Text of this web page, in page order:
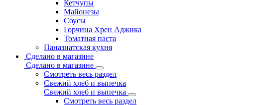
Кетчупы
Майонезы
Соусы
Горчица Хрен Аджика
Томатная паста
Паназиатская кухня
Сделано в магазине
Сделано в магазине
Смотреть весь раздел
Свежий хлеб и выпечка
Свежий хлеб и выпечка
Смотреть весь раздел